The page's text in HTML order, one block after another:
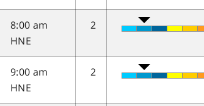
8:00 am
HNE
2
9:00 am
HNE
2